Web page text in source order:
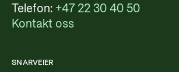
Telefon: +47 22 30 40 50
Kontakt oss
SNARVEIER